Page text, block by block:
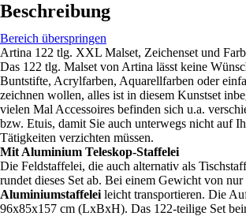
Beschreibung
Bereich überspringen
Artina 122 tlg. XXL Malset, Zeichenset und
Das 122 tlg. Malset von Artina lässt keine
Buntstifte, Acrylfarben, Aquarellfarben oder
zeichnen wollen, alles ist in diesem Kunstset
vielen Mal Accessoires befinden sich u.a.
bzw. Etuis, damit Sie auch unterwegs nicht auf
Tätigkeiten verzichten müssen.
Mit Aluminium Teleskop-Staffelei
Die Feldstaffelei, die auch alternativ als
rundet dieses Set ab. Bei einem Gewicht von nur
Aluminiumstaffelei leicht transportieren. Die
96x85x157 cm (LxBxH). Das 122-teilige Set